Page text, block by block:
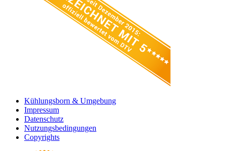
Kühlungsborn & Umgebung
Impressum
Datenschutz
Nutzungsbedingungen
Copyrights